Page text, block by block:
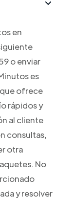
en
o enviar
es
ofrece
rápidos y
al cliente
consultas,
otra
No
y resolver